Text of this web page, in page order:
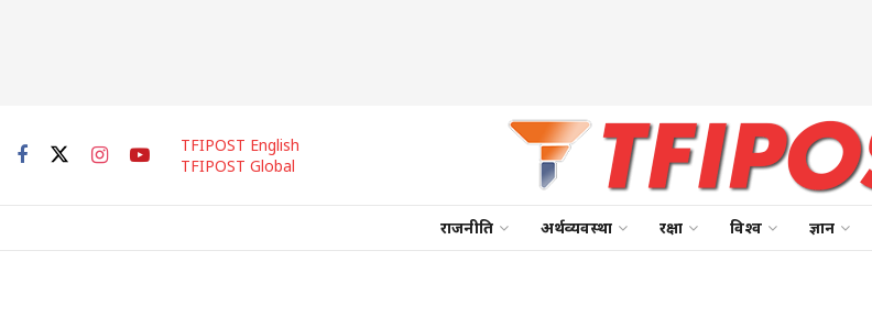
TFIPOST English
TFIPOST Global
राजनीति अर्थव्यवस्था रक्षा विश्व ज्ञान